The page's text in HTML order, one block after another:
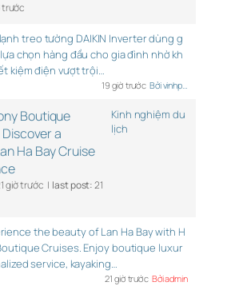
trước
treo tường DAIKIN Inverter dùng g
lựa chọn hàng đầu cho gia đình nhờ kh
kiệm điện vượt trội…
19 giờ trước Bởi vinhp…
Boutique
a
Ha Bay Cruise
giờ trước | last post:21
Kinh nghiệm du
lịch
the beauty of Lan Ha Bay with H
Cruises. Enjoy boutique luxur
service, kayaking…
21 giờ trước Bởi admin